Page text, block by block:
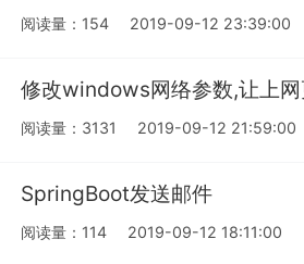
阅读量：154 2019-09-12 23:39:00
修改windows网络参数,让上
阅读量：3131 2019-09-12 21:59:00
SpringBoot发送邮件
阅读量：114 2019-09-12 18:11:00